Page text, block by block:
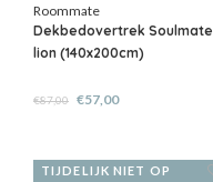
Roommate
Dekbedovertrek Soulmate
lion (140x200cm)
€87,00 €57,00
TIJDELIJK NIET OP